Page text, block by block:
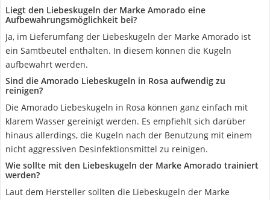
Liegt den Liebeskugeln der Marke Amorado eine
Aufbewahrungsmöglichkeit bei?
Ja, im Lieferumfang der Liebeskugeln der Marke Amorado ist
ein Samtbeutel enthalten. In diesem können die Kugeln
aufbewahrt werden.
Sind die Amorado Liebeskugeln in Rosa aufwendig zu
reinigen?
Die Amorado Liebeskugeln in Rosa können ganz einfach mit
klarem Wasser gereinigt werden. Es empfiehlt sich darüber
hinaus allerdings, die Kugeln nach der Benutzung mit einem
nicht aggressiven Desinfektionsmittel zu reinigen.
Wie sollte mit den Liebeskugeln der Marke Amorado trainiert
werden?
Laut dem Hersteller sollten die Liebeskugeln der Marke